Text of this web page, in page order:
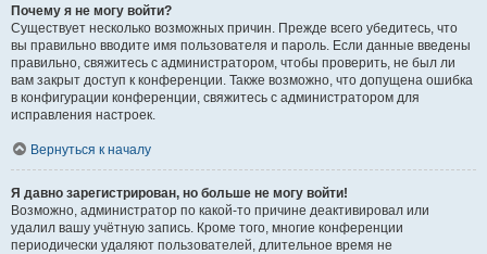
Почему я не могу войти?
Существует несколько возможных причин. Прежде всего убедитесь, что
вы правильно вводите имя пользователя и пароль. Если данные введены
правильно, свяжитесь с администратором, чтобы проверить, не был ли
вам закрыт доступ к конференции. Также возможно, что допущена ошибка
в конфигурации конференции, свяжитесь с администратором для
исправления настроек.
Вернуться к началу
Я давно зарегистрирован, но больше не могу войти!
Возможно, администратор по какой-то причине деактивировал или
удалил вашу учётную запись. Кроме того, многие конференции
периодически удаляют пользователей, длительное время не